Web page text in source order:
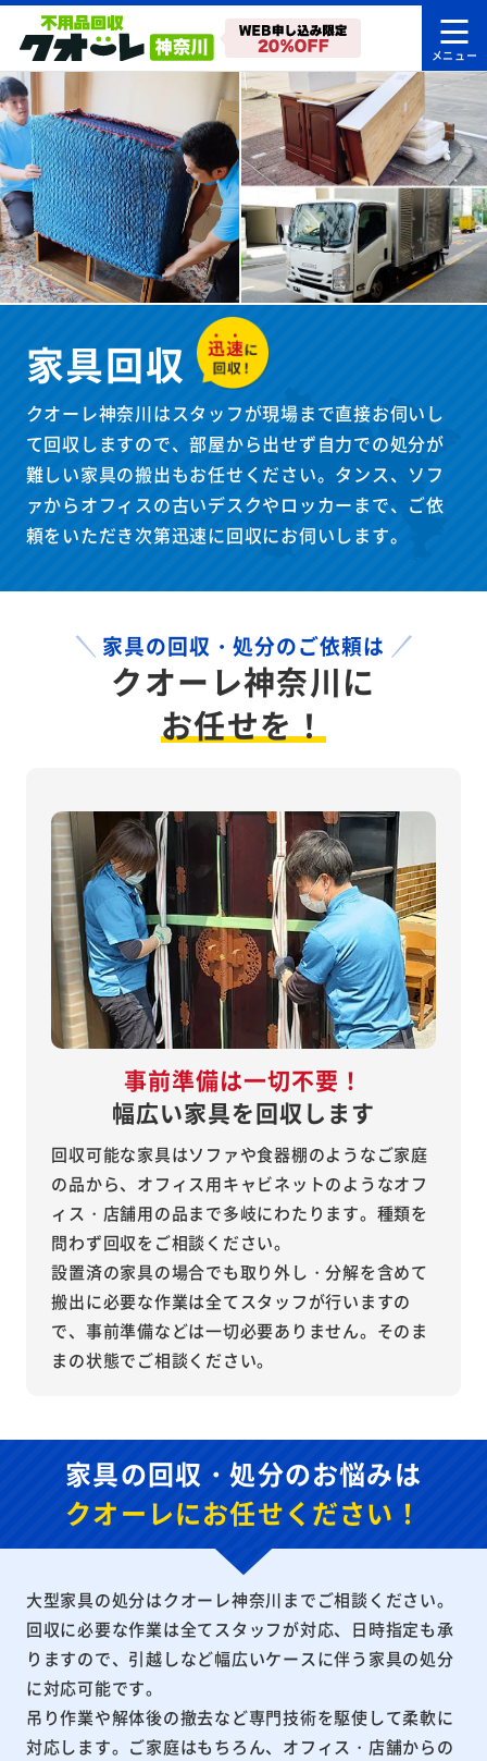
家具回収
クオーレ神奈川はスタッフが現場まで直接お伺いし
て回収しますので、部屋から出せず自力での処分が
難しい家具の搬出もお任せください。タンス、ソフ
ァからオフィスの古いデスクやロッカーまで、ご依
頼をいただき次第迅速に回収にお伺いします。
家具の回収・処分のご依頼は
クオーレ神奈川に
お任せを！
事前準備は一切不要！
幅広い家具を回収します
回収可能な家具はソファや食器棚のようなご家庭
の品から、オフィス用キャビネットのようなオフ
ィス・店舗用の品まで多岐にわたります。種類を
問わず回収をご相談ください。
設置済の家具の場合でも取り外し・分解を含めて
搬出に必要な作業は全てスタッフが行いますの
で、事前準備などは一切必要ありません。そのま
まの状態でご相談ください。
家具の回収・処分のお悩みは
クオーレにお任せください！
大型家具の処分はクオーレ神奈川までご相談ください。
回収に必要な作業は全てスタッフが対応、 日時指定も承
りますので、引越しなど幅広いケースに伴う家具の処分
に対応可能です。
吊り作業や解体後の撤去など専門技術を駆使して柔軟に
対応します。ご家庭はもちろん、オフィス・店舗からの